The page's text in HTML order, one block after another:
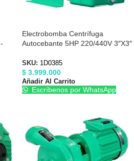
Electrobomba Centrífuga
Autocebante 5HP 220/440V 3″X3″
SKU: 1D0385
$ 3.999.000
Añadir Al Carrito
Escríbenos por WhatsApp